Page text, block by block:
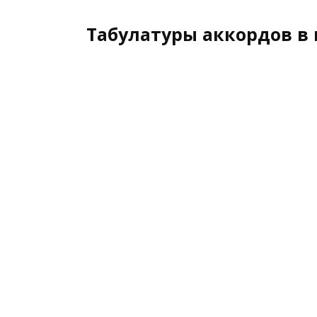
Табулатуры аккордов в